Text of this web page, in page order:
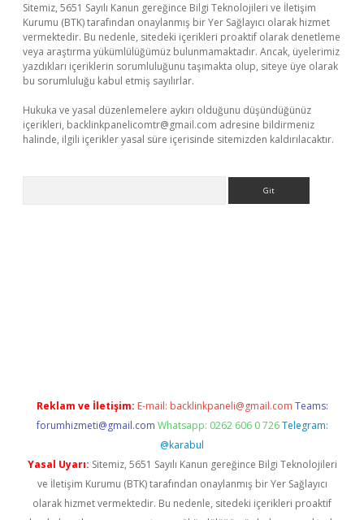
Sitemiz, 5651 Sayılı Kanun gereğince Bilgi Teknolojileri ve İletişim
Kurumu (BTK) tarafından onaylanmış bir Yer Sağlayıcı olarak hizmet
vermektedir. Bu nedenle, sitedeki içerikleri proaktif olarak denetleme
veya araştırma yükümlülüğümüz bulunmamaktadır. Ancak, üyelerimiz
yazdıkları içeriklerin sorumluluğunu taşımakta olup, siteye üye olarak
bu sorumluluğu kabul etmiş sayılırlar.
Hukuka ve yasal düzenlemelere aykırı olduğunu düşündüğünüz
içerikleri, backlinkpanelicomtr@gmail.com adresine bildirmeniz
halinde, ilgili içerikler yasal süre içerisinde sitemizden kaldırılacaktır.
Reklam ve İletişim: E-mail: backlinkpaneli@gmail.com Teams:
forumhizmeti@gmail.com Whatsapp: 0262 606 0 726 Telegram:
@karabul
Yasal Uyarı: Sitemiz, 5651 Sayılı Kanun gereğince Bilgi Teknolojileri
ve İletişim Kurumu (BTK) tarafından onaylanmış bir Yer Sağlayıcı
olarak hizmet vermektedir. Bu nedenle, sitedeki içerikleri proaktif